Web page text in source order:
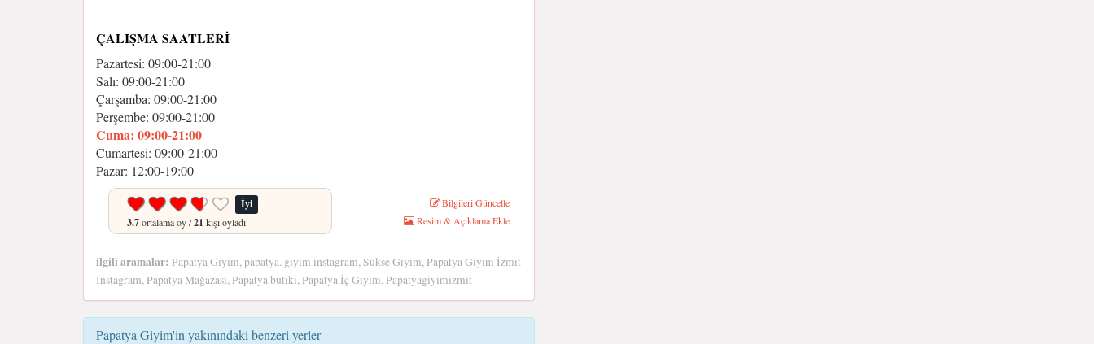
ÇALIŞMA SAATLERI
Pazartesi: 09:00-21:00
Salı: 09:00-21:00
Çarşamba: 09:00-21:00
Perşembe: 09:00-21:00
Cuma: 09:00-21:00
Cumartesi: 09:00-21:00
Pazar: 12:00-19:00
İyi
3.7ortalama oy /21 kişi oyladı.
Bilgileri Güncelle
Resim & Açıklama Ekle
ilgili aramalar: Papatya Giyim, papatya. giyim instagram, Sükse Giyim, Papatya Giyim İzmit
Instagram, Papatya Mağazası, Papatya butiki, Papatya İç Giyim, Papatyagiyimizmit
Papatya Giyim'in yakınındaki benzeri yerler